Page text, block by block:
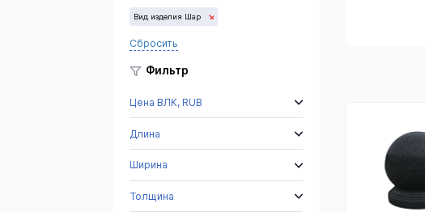
Вид изделия Шар
Сбросить
Фильтр
Цена ВЛК, RUB
Длина
Ширина
Толщина